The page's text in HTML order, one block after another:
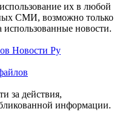
их в любой
СМИ, возможно только
новости.
Новости Ру
за действия,
информации.